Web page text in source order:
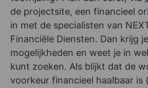
de projectsite, een financieel
in met de specialisten van
Financiële Diensten. Dan krijg
mogelijkheden en weet je in
kunt zoeken. Als blijkt dat de
voorkeur financieel haalbaar is